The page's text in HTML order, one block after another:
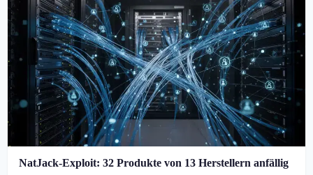
NatJack-Exploit: 32 Produkte von 13 Herstellern anfällig